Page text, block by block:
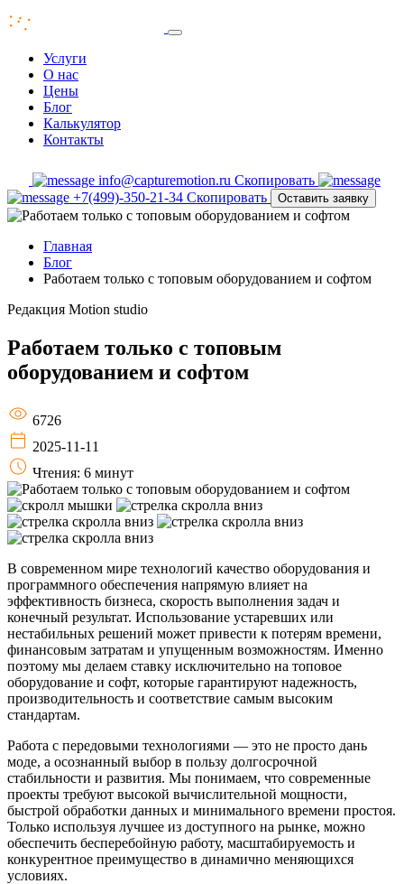
Услуги
О нас
Цены
Блог
Калькулятор
Контакты
info@capturemotion.ru Скопировать
+7(499)-350-21-34 Скопировать Оставить заявку
Главная
Блог
Работаем только с топовым оборудованием и софтом
Редакция Motion studio
Работаем только с топовым
оборудованием и софтом
6726
2025-11-11
Чтения: 6 минут
В современном мире технологий качество оборудования и
программного обеспечения напрямую влияет на
эффективность бизнеса, скорость выполнения задач и
конечный результат. Использование устаревших или
нестабильных решений может привести к потерям времени,
финансовым затратам и упущенным возможностям. Именно
поэтому мы делаем ставку исключительно на топовое
оборудование и софт, которые гарантируют надежность,
производительность и соответствие самым высоким
стандартам.
Работа с передовыми технологиями — это не просто дань
моде, а осознанный выбор в пользу долгосрочной
стабильности и развития. Мы понимаем, что современные
проекты требуют высокой вычислительной мощности,
быстрой обработки данных и минимального времени простоя.
Только используя лучшее из доступного на рынке, можно
обеспечить бесперебойную работу, масштабируемость и
конкурентное преимущество в динамично меняющихся
условиях.